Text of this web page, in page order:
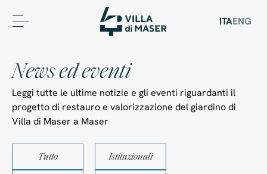
ITAENG
Newsedeventi
Leggi tutte le ultime notizie e gli eventi riguardanti il
progetto di restauro e valorizzazione del giardino di
Villa di Maser a Maser
Tutto Istituzionali